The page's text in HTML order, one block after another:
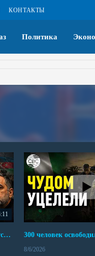
КОНТАКТЫ
Политика
Дело бывших лидеров сепаратистского режима в Карабахе
8/6/2026